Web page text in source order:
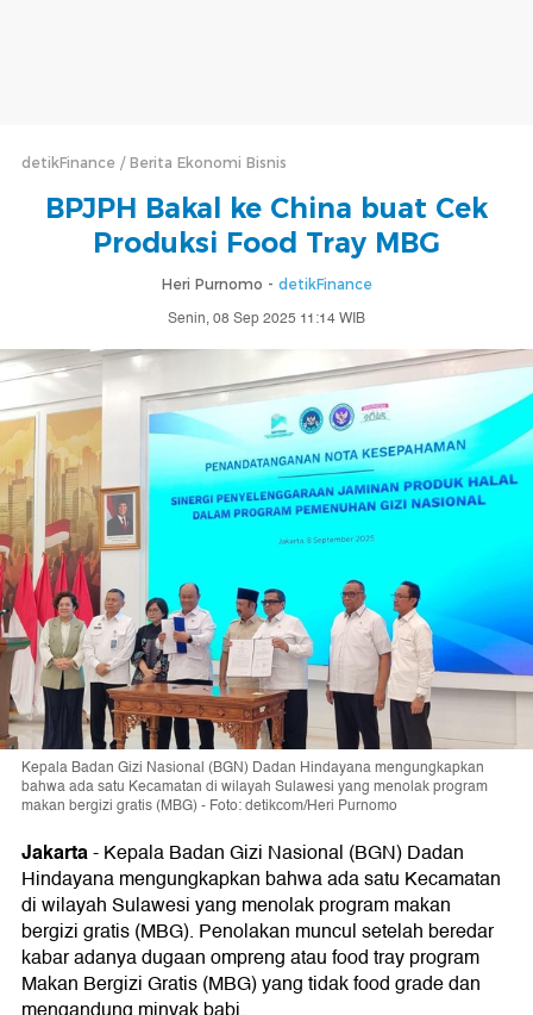
detikFinance Berita Ekonomi Bisnis
BPJPH Bakal ke China buat Cek
Produksi Food Tray MBG
Heri Purnomo - detikFinance
Senin, 08 Sep 2025 11:14 WIB
Kepala Badan Gizi Nasional (BGN) Dadan Hindayana mengungkapkan
bahwa ada satu Kecamatan di wilayah Sulawesi yang menolak program
makan bergizi gratis (MBG) - Foto: detikcom/Heri Purnomo
Jakarta-Kepala Badan Gizi Nasional (BGN) Dadan
Hindayana mengungkapkan bahwa ada satu Kecamatan
di wilayah Sulawesi yang menolak program makan
bergizi gratis (MBG). Penolakan muncul setelah beredar
kabar adanya dugaan ompreng atau food tray program
Makan Bergizi Gratis (MBG) yang tidak food grade dan